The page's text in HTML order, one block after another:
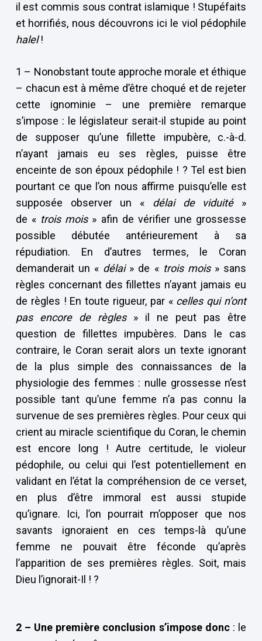
il est commis sous contrat islamique ! Stupéfaits
et horrifiés, nous découvrons ici le viol pédophile
halel!
1 – Nonobstant toute approche morale et éthique
– chacun est à même d’être choqué et de rejeter
cette ignominie – une première remarque
s’impose : le législateur serait-il stupide au point
de supposer qu’une fillette impubère, c.-à-d.
n’ayant jamais eu ses règles, puisse être
enceinte de son époux pédophile ! ? Tel est bien
pourtant ce que l’on nous affirme puisqu’elle est
supposée observer un « délai de viduité »
de « trois mois» afin de vérifier une grossesse
possible débutée antérieurement à sa
répudiation. En d’autres termes, le Coran
demanderait un « délai» de « trois mois» sans
règles concernant des fillettes n’ayant jamais eu
de règles ! En toute rigueur, par « celles qui n’ont
pas encore de règles » il ne peut pas être
question de fillettes impubères. Dans le cas
contraire, le Coran serait alors un texte ignorant
de la plus simple des connaissances de la
physiologie des femmes : nulle grossesse n’est
possible tant qu’une femme n’a pas connu la
survenue de ses premières règles. Pour ceux qui
crient au miracle scientifique du Coran, le chemin
est encore long ! Autre certitude, le violeur
pédophile, ou celui qui l’est potentiellement en
validant en l’état la compréhension de ce verset,
en plus d’être immoral est aussi stupide
qu’ignare. Ici, l’on pourrait m’opposer que nos
savants ignoraient en ces temps-là qu’une
femme ne pouvait être féconde qu’après
l’apparition de ses premières règles. Soit, mais
Dieu l’ignorait-Il ! ?
2 – Une première conclusion s’impose donc: le